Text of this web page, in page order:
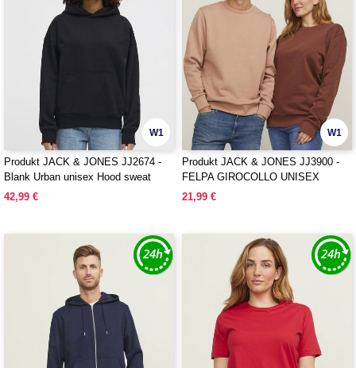
W1
Produkt JACK & JONES JJ2674 -
Blank Urban unisex Hood sweat
42,99 €
W1
Produkt JACK & JONES JJ3900 -
FELPA GIROCOLLO UNISEX
CLASSICA
21,99 €